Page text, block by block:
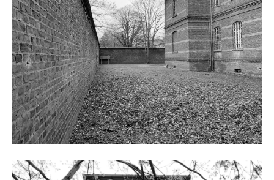
info@yourdomain.com
about us
lorem ipsum dolor sit amet, consectetuer
adipiscing elit.
aenean commodo ligula eget dolor. aenean massa. cum
sociis natoque penatibus et magnis dis parturient
montes, nascetur ridiculus mus. donec quam felis,